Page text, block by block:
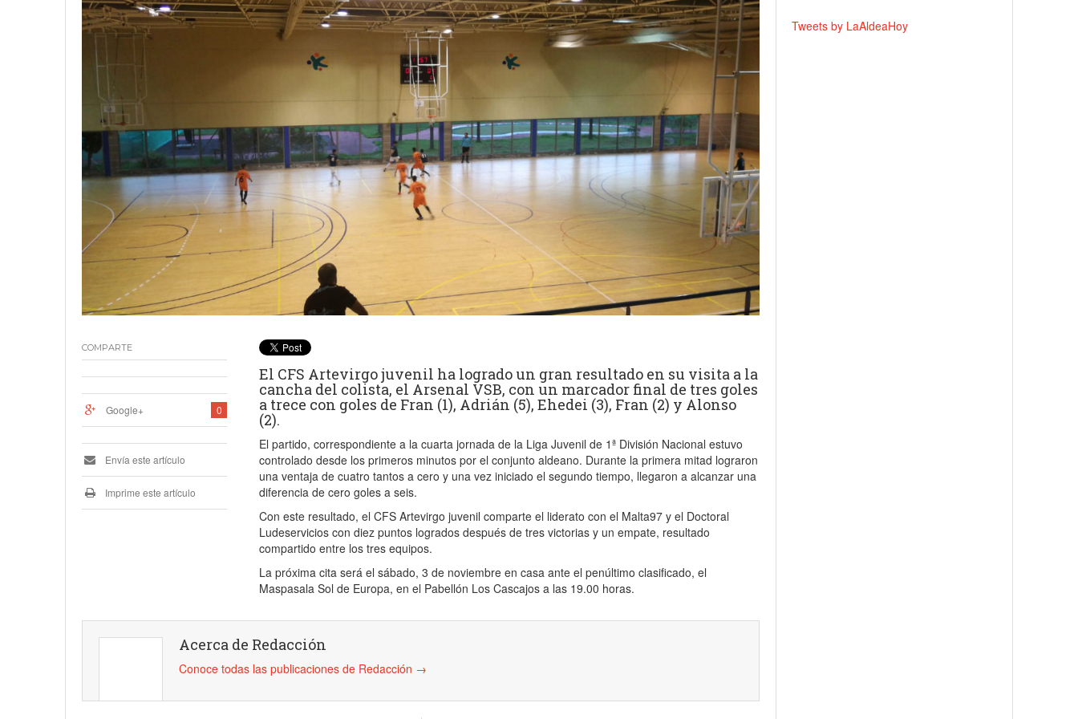
Nicolás 18 junio, 2023
El CFS Artevirgo juvenil ha logrado un gran resultado en su visita a la
cancha del colista, el Arsenal VSB, con un marcador final de tres goles
a trece con goles de Fran (1), Adrián (5), Ehedei (3), Fran (2) y Alonso
(2).
El partido, correspondiente a la cuarta jornada de la Liga Juvenil de 1ª División Nacional estuvo
controlado desde los primeros minutos por el conjunto aldeano. Durante la primera mitad lograron
una ventaja de cuatro tantos a cero y una vez iniciado el segundo tiempo, llegaron a alcanzar una
diferencia de cero goles a seis.
Con este resultado, el CFS Artevirgo juvenil comparte el liderato con el Malta97 y el Doctoral
Ludeservicios con diez puntos logrados después de tres victorias y un empate, resultado
compartido entre los tres equipos.
La próxima cita será el sábado, 3 de noviembre en casa ante el penúltimo clasificado, el
Maspasala Sol de Europa, en el Pabellón Los Cascajos a las 19.00 horas.
COMPARTE
0
Google+
Envía este artículo
Imprime este artículo
Acerca de Redacción
Conoce todas las publicaciones de Redacción →
Tweets by LaAldeaHoy